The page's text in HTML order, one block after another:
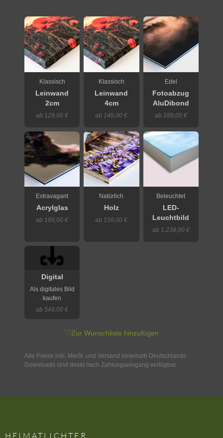
Klassisch
Leinwand
2cm
ab 129,00 €
Klassisch
Leinwand
4cm
ab 149,00 €
Edel
Fotoabzug
AluDibond
ab 189,00 €
Extravagant
Acrylglas
ab 199,00 €
Natürlich
Holz
ab 159,00 €
Beleuchtet
LED-
Leuchtbild
ab 1.239,00 €
Digital
Als digitales Bild
kaufen
ab 549,00 €
♡Zur Wunschliste hinzufügen
Alle Preise inkl. MwSt. und Versand innerhalb Deutschlands.
Downloads sind direkt nach Zahlungseingang verfügbar.
HEIMATLICHTER